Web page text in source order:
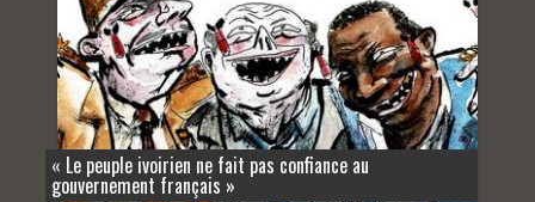
« Le peuple ivoirien ne fait pas confiance au
gouvernement français »